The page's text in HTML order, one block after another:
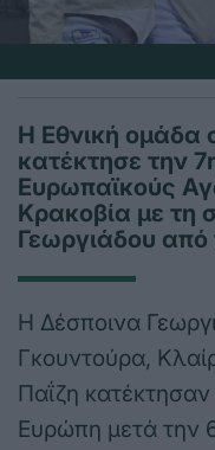
Η Εθνική ομάδα
κατέκτησε την
Ευρωπαϊκούς
Κρακοβία με τη
Γεωργιάδου
Η Δέσποινα
Γκουντούρα,
Παΐζη
Ευρώπη μετά την